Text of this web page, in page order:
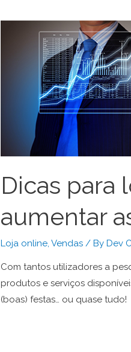
Dicas para
aumentar
Loja online,Vendas / ByDev
Com tantos utilizadores a
produtos e serviços
(boas) festas… ou quase tudo!